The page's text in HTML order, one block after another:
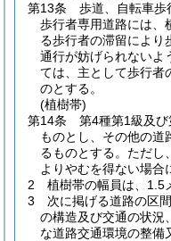
第13条
歩道、自転車歩
歩行者専用道路には、
る歩行者の滞留により
通行が妨げられないよ
ては、主として歩行者
のとする。
(植樹帯)
第14条
第4種第1級及
ものとし、その他の道
るものとする。 ただし
よりやむを得ない場合
2
植樹帯の幅員は、1.5
3
次に掲げる道路の区
の構造及び交通の状況
な道路交通環境の整備